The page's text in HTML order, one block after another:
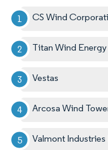
CS Wind
Titan Wind Energy
Vestas
Arcosa Wind
Valmont Industries